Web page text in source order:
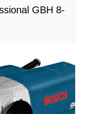
GBH 8-